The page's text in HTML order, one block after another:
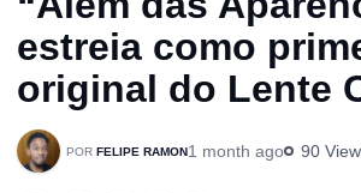
estreia como
original do Lente
FELIPE RAMON1 month ago 90